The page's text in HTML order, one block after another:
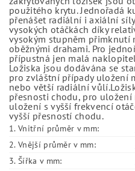
použitého krytu. Jednořadá
přenášet radiální i axiální
vysokých otáčkách díky
vysokým stupněm přimknutí
oběžnými drahami. Pro
přípustná jen malá
Ložiska jsou dodávána se
pro zvláštní případy uložení
nebo větší radiální
přesnosti chodu, pro
uložení s vyšší frekvencí
vyšší přesností chodu.
1. Vnitřní průměr v mm:
2. Vnější průměr v mm:
3. Šířka v mm: